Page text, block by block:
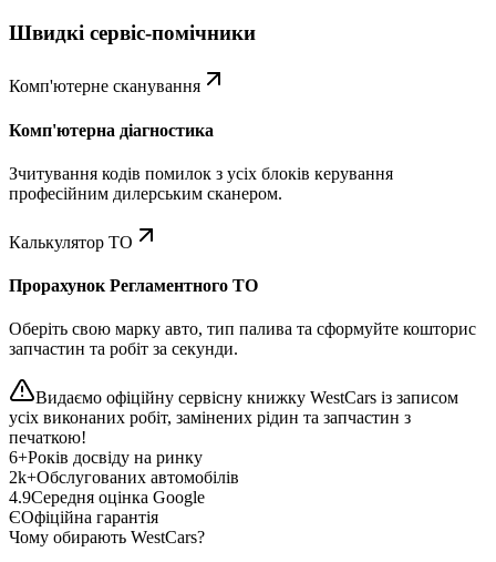
Швидкі сервіс-помічники
Комп'ютерне сканування
Комп'ютерна діагностика
Зчитування кодів помилок з усіх блоків керування
професійним дилерським сканером.
Калькулятор ТО
Прорахунок Регламентного ТО
Оберіть свою марку авто, тип палива та сформуйте кошторис
запчастин та робіт за секунди.
Видаємо офіційну сервісну книжку WestCars із записом
усіх виконаних робіт, замінених рідин та запчастин з
печаткою!
6+Років досвіду на ринку
2k+Обслугованих автомобілів
4.9Середня оцінка Google
ЄОфіційна гарантія
Чому обирають WestCars?